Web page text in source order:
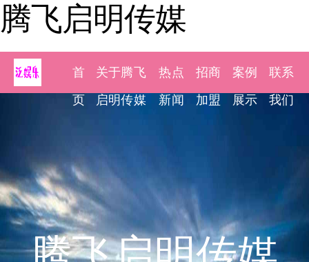
腾飞启明传媒
首
页
关于腾飞
启明传媒
热点
新闻
招商
加盟
案例
展示
联系
我们